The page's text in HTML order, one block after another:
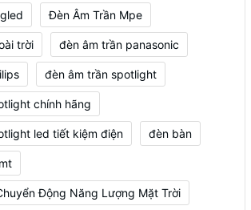
Đèn Âm Trần Mpe
trời đèn âm trần panasonic
đèn âm trần spotlight
chính hãng
led tiết kiệm điện đèn bàn
Động Năng Lượng Mặt Trời